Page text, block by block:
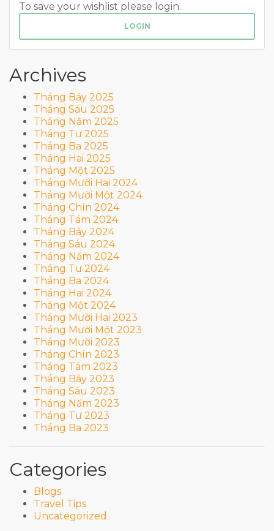
To save your wishlist please login.
LOGIN
Archives
Tháng Bảy 2025
Tháng Sáu 2025
Tháng Năm 2025
Tháng Tư 2025
Tháng Ba 2025
Tháng Hai 2025
Tháng Một 2025
Tháng Mười Hai 2024
Tháng Mười Một 2024
Tháng Chín 2024
Tháng Tám 2024
Tháng Bảy 2024
Tháng Sáu 2024
Tháng Năm 2024
Tháng Tư 2024
Tháng Ba 2024
Tháng Hai 2024
Tháng Một 2024
Tháng Mười Hai 2023
Tháng Mười Một 2023
Tháng Mười 2023
Tháng Chín 2023
Tháng Tám 2023
Tháng Bảy 2023
Tháng Sáu 2023
Tháng Năm 2023
Tháng Tư 2023
Tháng Ba 2023
Categories
Blogs
Travel Tips
Uncategorized